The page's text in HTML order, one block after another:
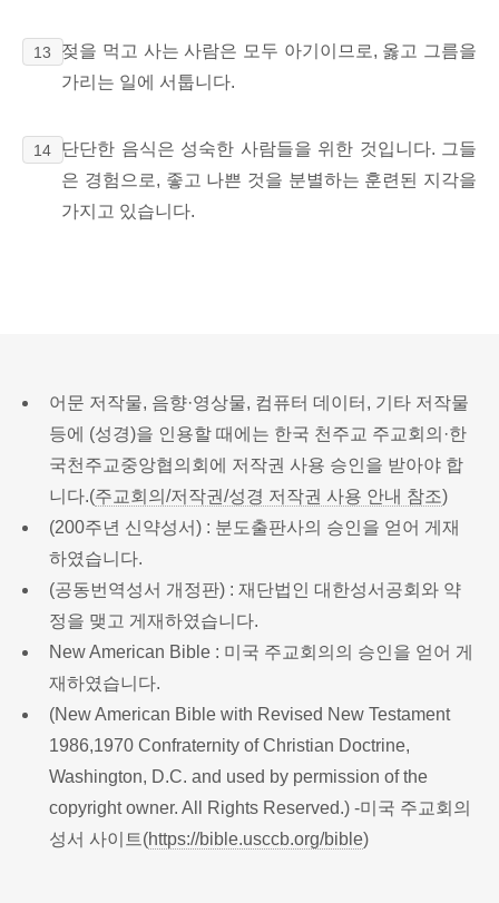
13
젖을 먹고 사는 사람은 모두 아기이므로, 옳고 그름을
가리는 일에 서툽니다.
14
단단한 음식은 성숙한 사람들을 위한 것입니다. 그들
은 경험으로, 좋고 나쁜 것을 분별하는 훈련된 지각을
가지고 있습니다.
어문 저작물, 음향·영상물, 컴퓨터 데이터, 기타 저작물
등에 (성경)을 인용할 때에는 한국 천주교 주교회의·한
국천주교중앙협의회에 저작권 사용 승인을 받아야 합
니다.(주교회의/저작권/성경 저작권 사용 안내 참조)
(200주년 신약성서) : 분도출판사의 승인을 얻어 게재
하였습니다.
(공동번역성서 개정판) : 재단법인 대한성서공회와 약
정을 맺고 게재하였습니다.
New American Bible : 미국 주교회의의 승인을 얻어 게
재하였습니다.
(New American Bible with Revised New Testament
1986,1970 Confraternity of Christian Doctrine,
Washington, D.C. and used by permission of the
copyright owner. All Rights Reserved.) -미국 주교회의
성서 사이트(https://bible.usccb.org/bible)